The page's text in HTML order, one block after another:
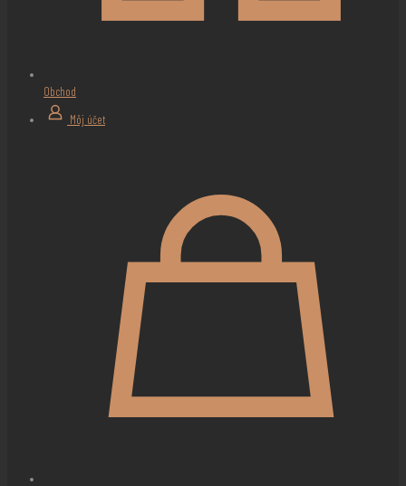
Obchod
Môj účet